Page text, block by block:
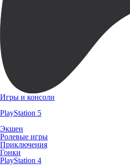
Игры и консоли
PlayStation 5
Экшен
Ролевые игры
Приключения
Гонки
PlayStation 4